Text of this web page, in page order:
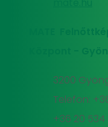
MATE
Központ -
3200
Telefon:
+36 20 534